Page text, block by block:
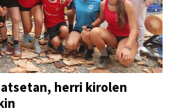
herri kirolen